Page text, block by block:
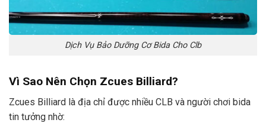
Dịch Vụ Bảo Dưỡng Cơ Bida Cho Clb
Vì Sao Nên Chọn Zcues Billiard?
Zcues Billiard là địa chỉ được nhiều CLB và người chơi bida
tin tưởng nhờ: